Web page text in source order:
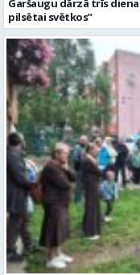
Valmieras dzimšanas